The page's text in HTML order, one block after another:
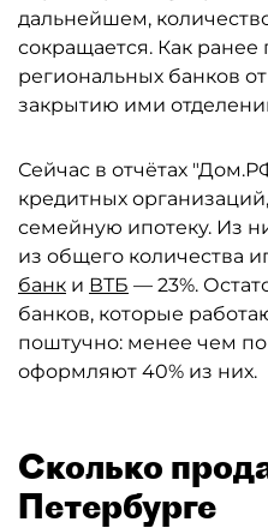
дальнейшем,
сокращается. Как ранее
региональных банков
закрытию ими
Сейчас в отчётах
кредитных
семейную ипотеку. Из
из общего количества
банк и ВТБ — 23%.
банков, которые
поштучно: менее чем
оформляют 40% из них.
Сколько
Петербурге